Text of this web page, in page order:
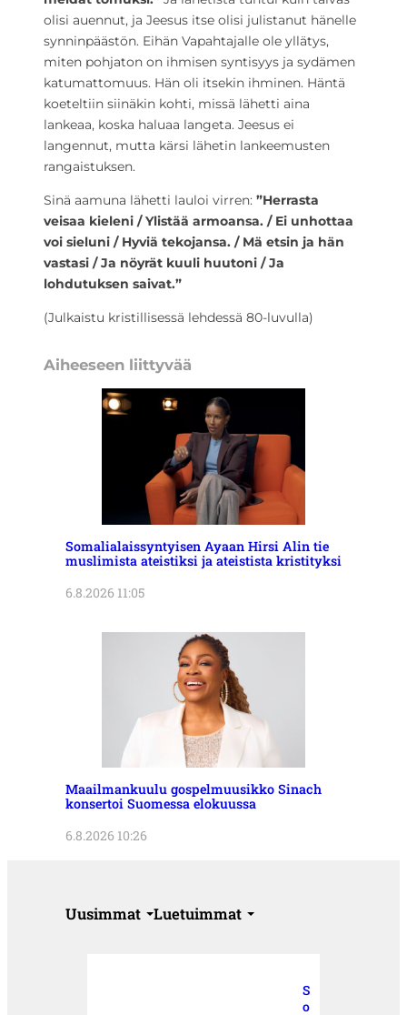
olisi auennut, ja Jeesus itse olisi julistanut hänelle
synninpäästön. Eihän Vapahtajalle ole yllätys,
miten pohjaton on ihmisen syntisyys ja sydämen
katumattomuus. Hän oli itsekin ihminen. Häntä
koeteltiin siinäkin kohti, missä lähetti aina
lankeaa, koska haluaa langeta. Jeesus ei
langennut, mutta kärsi lähetin lankeemusten
rangaistuksen.
Sinä aamuna lähetti lauloi virren: ”Herrasta
veisaa kieleni / Ylistää armoansa. / Ei unhottaa
voi sieluni / Hyviä tekojansa. / Mä etsin ja hän
vastasi / Ja nöyrät kuuli huutoni / Ja
lohdutuksen saivat.”
(Julkaistu kristillisessä lehdessä 80-luvulla)
Aiheeseen liittyvää
Somalialaissyntyisen Ayaan Hirsi Alin tie
muslimista ateistiksi ja ateistista kristityksi
6.8.2026 11:05
Maailmankuulu gospelmuusikko Sinach
konsertoi Suomessa elokuussa
6.8.2026 10:26
Uusimmat Luetuimmat
S
o